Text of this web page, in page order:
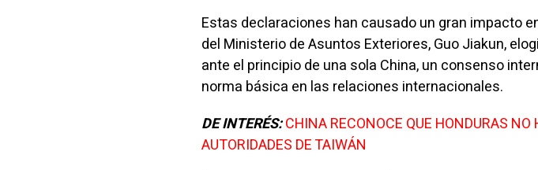
Estas declaraciones han causado un gran impacto
del Ministerio de Asuntos Exteriores, Guo Jiakun,
ante el principio de una sola China, un consenso
norma básica en las relaciones internacionales.
DE INTERÉS:CHINA RECONOCE QUE HONDURAS
AUTORIDADES DE TAIWÁN